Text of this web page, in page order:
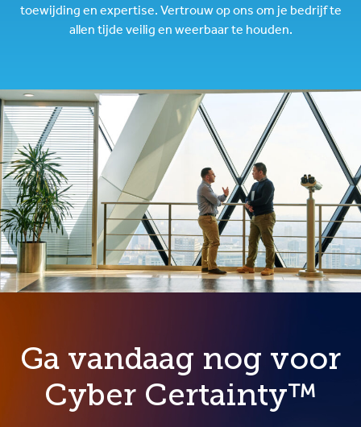
toewijding en expertise. Vertrouw op ons om je bedrijf te
allen tijde veilig en weerbaar te houden.
Ga vandaag nog voor
Cyber Certainty™